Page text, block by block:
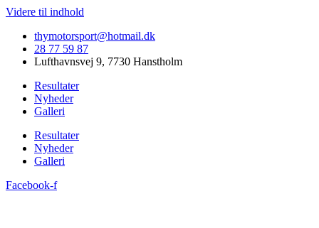
Videre til indhold
thymotorsport@hotmail.dk
28 77 59 87
Lufthavnsvej 9, 7730 Hanstholm
Resultater
Nyheder
Galleri
Resultater
Nyheder
Galleri
Facebook-f